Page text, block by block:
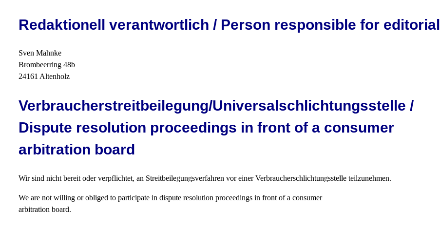
Redaktionell verantwortlich / Person responsible for editorial
Sven Mahnke
Brombeerring 48b
24161 Altenholz
Verbraucherstreitbeilegung/Universalschlichtungsstelle /
Dispute resolution proceedings in front of a consumer
arbitration board
Wir sind nicht bereit oder verpflichtet, an Streitbeilegungsverfahren vor einer Verbraucherschlichtungsstelle teilzunehmen.
We are not willing or obliged to participate in dispute resolution proceedings in front of a consumer
arbitration board.